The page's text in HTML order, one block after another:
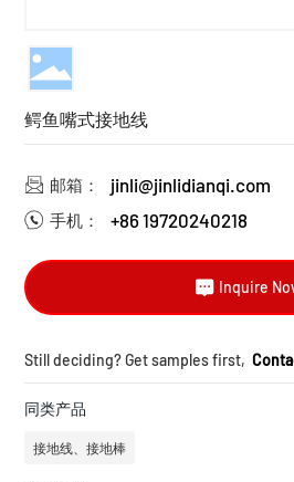
鳄鱼嘴式接地线
邮箱： jinli@jinlidianqi.com
手机： +86 19720240218
Inquire
Still deciding? Get samples first,
同类产品
接地线、接地棒